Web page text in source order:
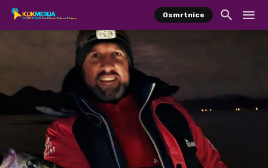
Osmrtnice